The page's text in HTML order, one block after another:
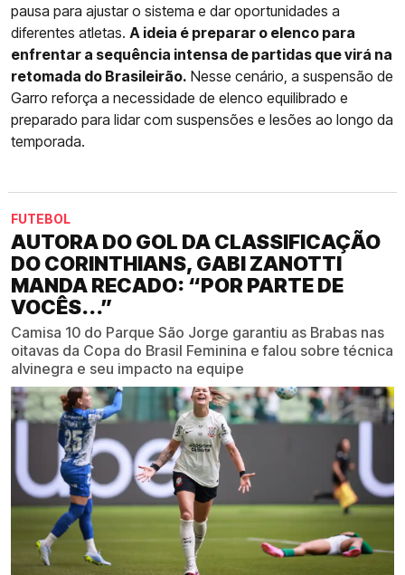
pausa para ajustar o sistema e dar oportunidades a
diferentes atletas. A ideia é preparar o elenco para
enfrentar a sequência intensa de partidas que virá na
retomada do Brasileirão. Nesse cenário, a suspensão de
Garro reforça a necessidade de elenco equilibrado e
preparado para lidar com suspensões e lesões ao longo da
temporada.
FUTEBOL
AUTORA DO GOL DA CLASSIFICAÇÃO
DO CORINTHIANS, GABI ZANOTTI
MANDA RECADO: “POR PARTE DE
VOCÊS...”
Camisa 10 do Parque São Jorge garantiu as Brabas nas
oitavas da Copa do Brasil Feminina e falou sobre técnica
alvinegra e seu impacto na equipe